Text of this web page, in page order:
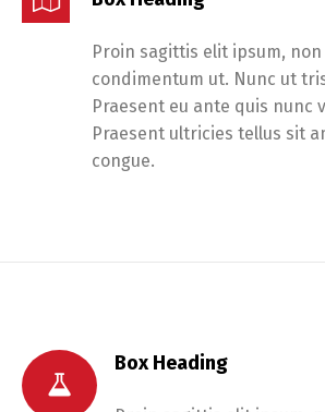
Proin sagittis elit ipsum,
condimentum ut. Nunc ut
Praesent eu ante quis nunc
Praesent ultricies tellus sit
congue.
Box Heading